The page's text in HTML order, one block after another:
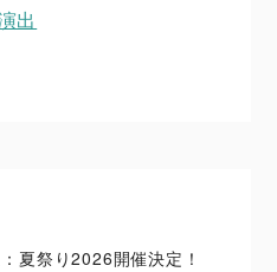
出
夏祭り2026開催決定！